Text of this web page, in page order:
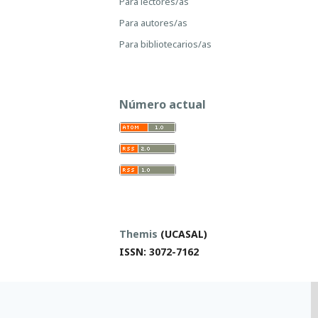
Para autores/as
Para bibliotecarios/as
Número actual
Themis (UCASAL)
ISSN: 3072-7162